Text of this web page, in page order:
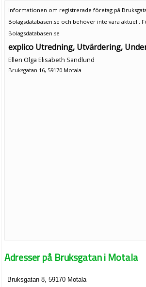
Informationen om registrerade företag på
Bolagsdatabasen.se och behöver inte vara aktuell.
Bolagsdatabasen.se
explico Utredning, Utvärdering,
Ellen Olga Elisabeth Sandlund
Bruksgatan 16, 59170 Motala
Adresser på Bruksgatan i Motala
Bruksgatan 8, 59170 Motala